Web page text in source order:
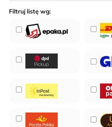
Filtruj listę wg: